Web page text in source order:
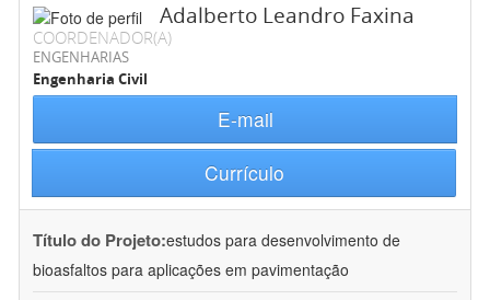
Adalberto Leandro Faxina
COORDENADOR(A)
ENGENHARIAS
Engenharia Civil
E-mail
Currículo
Título do Projeto:estudos para desenvolvimento de
bioasfaltos para aplicações em pavimentação